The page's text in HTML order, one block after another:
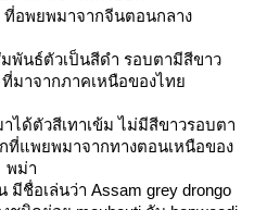
ที่อพยพมาจากจีนตอนกลาง
พันธ์ตัวเป็นสีดำ รอบตามีสีขาว
ที่มาจากภาคเหนือของไท
ด้ตัวสีเทาเข้ม ไม่มีสีขาวรอบตา
ที่แพยพมาจากทางตอนเหนือของ
พม่า
มีชื่อเล่นว่า Assam grey drongo